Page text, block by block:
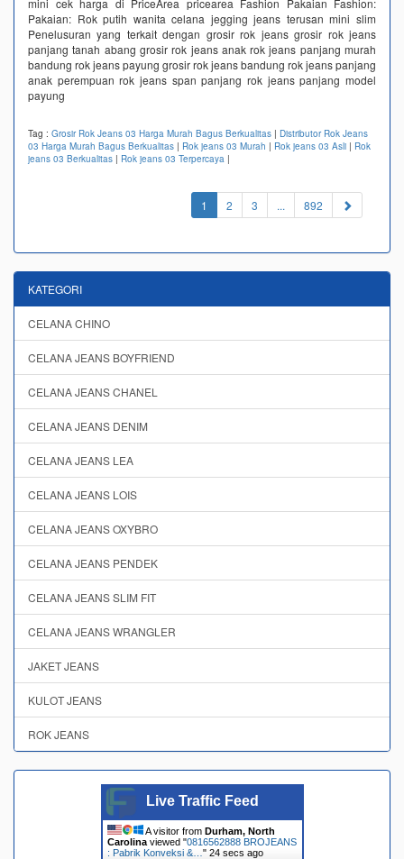
mini cek harga di PriceArea pricearea Fashion Pakaian Fashion:
Pakaian: Rok putih wanita celana jegging jeans terusan mini slim
Penelusuran yang terkait dengan grosir rok jeans grosir rok jeans
panjang tanah abang grosir rok jeans anak rok jeans panjang murah
bandung rok jeans payung grosir rok jeans bandung rok jeans panjang
anak perempuan rok jeans span panjang rok jeans panjang model
payung
Tag : Grosir Rok Jeans 03 Harga Murah Bagus Berkualitas | Distributor Rok Jeans
03 Harga Murah Bagus Berkualitas | Rok jeans 03 Murah | Rok jeans 03 Asli | Rok
jeans 03 Berkualitas | Rok jeans 03 Terpercaya |
1 (current)
2 3 ... 892
KATEGORI
CELANA CHINO
CELANA JEANS BOYFRIEND
CELANA JEANS CHANEL
CELANA JEANS DENIM
CELANA JEANS LEA
CELANA JEANS LOIS
CELANA JEANS OXYBRO
CELANA JEANS PENDEK
CELANA JEANS SLIM FIT
CELANA JEANS WRANGLER
JAKET JEANS
KULOT JEANS
ROK JEANS
Live Traffic Feed
A visitor from Durham, North
Carolinaviewed "0816562888 BROJEANS
: Pabrik Konveksi &… " 25 secs ago